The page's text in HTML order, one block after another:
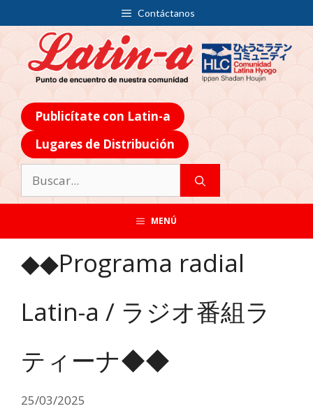
Contáctanos
Publicítate con Latin-a
Lugares de Distribución
MENÚ
◆◆Programa radial
Latin-a / ラジオ番組ラ
ティーナ◆◆
25/03/2025